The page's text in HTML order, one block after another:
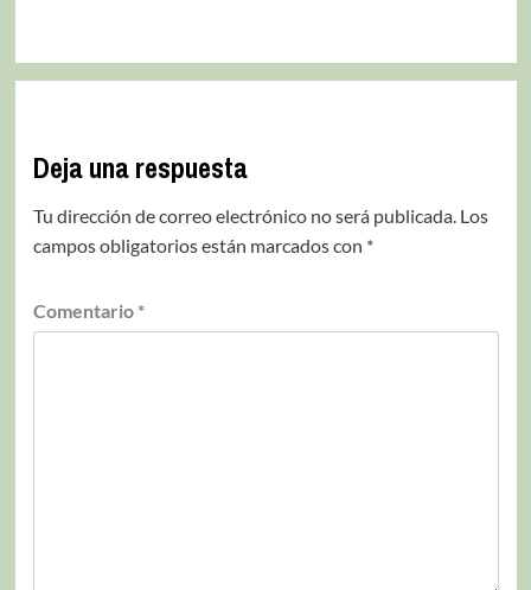
Deja una respuesta
Tu dirección de correo electrónico no será publicada. Los
campos obligatorios están marcados con *
Comentario *